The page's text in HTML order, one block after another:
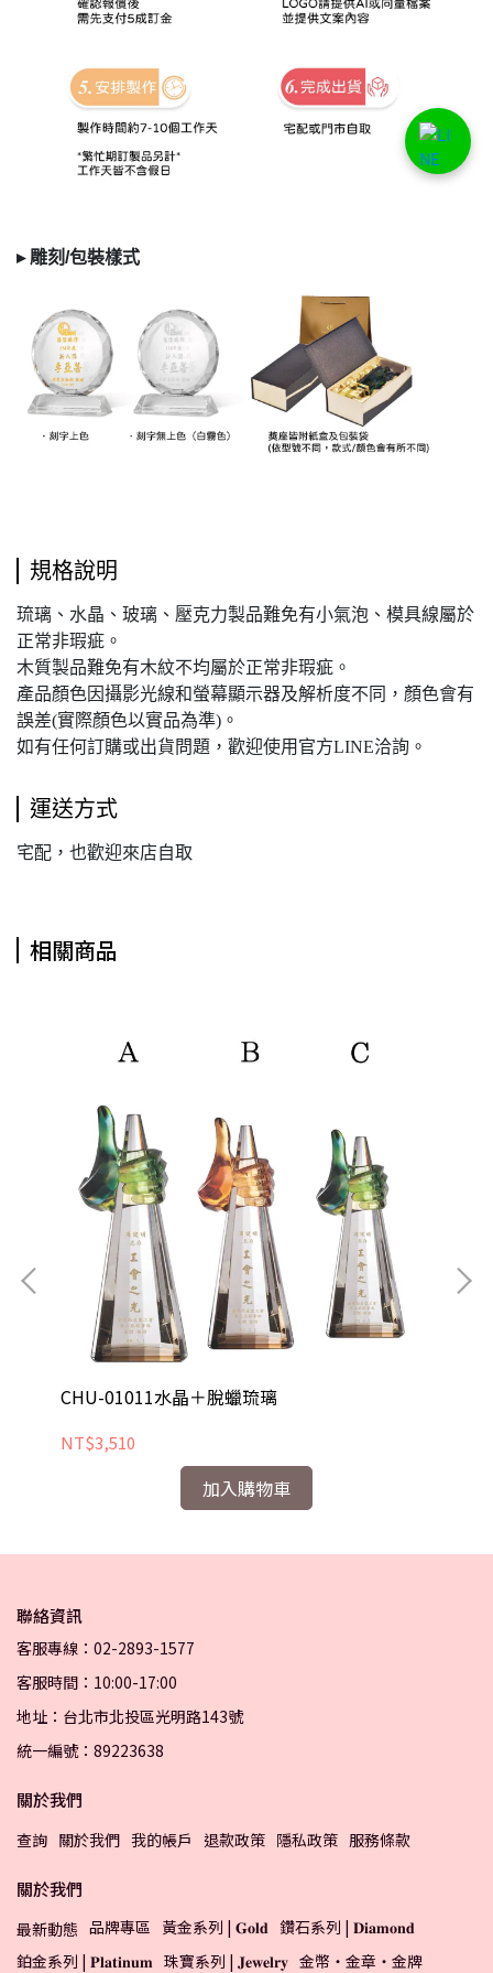
▸ 雕刻/包裝樣式
規格說明
琉璃、水晶、玻璃、壓克力製品難免有小氣泡、模具線屬於
正常非瑕疵。
木質製品難免有木紋不均屬於正常非瑕疵。
產品顏色因攝影光線和螢幕顯示器及解析度不同，顏色會有
誤差(實際顏色以實品為準)。
如有任何訂購或出貨問題，歡迎使用官方LINE洽詢。
運送方式
宅配，也歡迎來店自取
相關商品
CHU-01011水晶＋脫蠟琉璃
NT$3,510
加入購物車
聯絡資訊
客服專線：02-2893-1577
客服時間：10:00-17:00
地址：台北市北投區光明路143號
統一編號：89223638
關於我們
查詢 關於我們 我的帳戶 退款政策 隱私政策 服務條款
關於我們
最新動態 品牌專區 黃金系列 | 𝐆𝐨𝐥𝐝 鑽石系列 | 𝐃𝐢𝐚𝐦𝐨𝐧𝐝
鉑金系列 | 𝐏𝐥𝐚𝐭𝐢𝐧𝐮𝐦 珠寶系列 | 𝐉𝐞𝐰𝐞𝐥𝐫𝐲 金幣・金章・金牌